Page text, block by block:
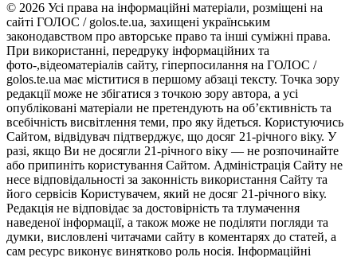
© 2026 Усі права на інформаційні матеріали, розміщені на
сайті ГОЛОС / golos.te.ua, захищені українським
законодавством про авторське право та інші суміжні права.
При використанні, передруку інформаційних та
фото-,відеоматеріалів сайту, гіперпосилання на ГОЛОС /
golos.te.ua має міститися в першому абзаці тексту. Точка зору
редакції може не збігатися з точкою зору автора, а усі
опубліковані матеріали не претендують на об’єктивність та
всебічність висвітлення теми, про яку йдеться. Користуючись
Сайтом, відвідувач підтверджує, що досяг 21-річного віку. У
разі, якщо Ви не досягли 21-річного віку — не розпочинайте
або припиніть користування Сайтом. Адміністрація Сайту не
несе відповідальності за законність використання Сайту та
його сервісів Користувачем, який не досяг 21-річного віку.
Редакція не відповідає за достовірність та тлумачення
наведеної інформації, а також може не поділяти погляди та
думки, висловлені читачами сайту в коментарях до статей, а
сам ресурс виконує винятково роль носія. Інформаційні